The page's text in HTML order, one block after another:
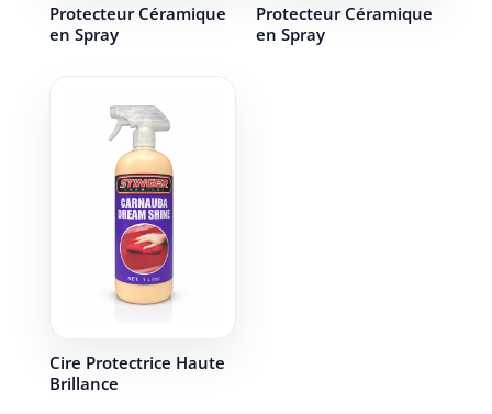
Protecteur Céramique
en Spray
Protecteur Céramique
en Spray
Cire Protectrice Haute
Brillance